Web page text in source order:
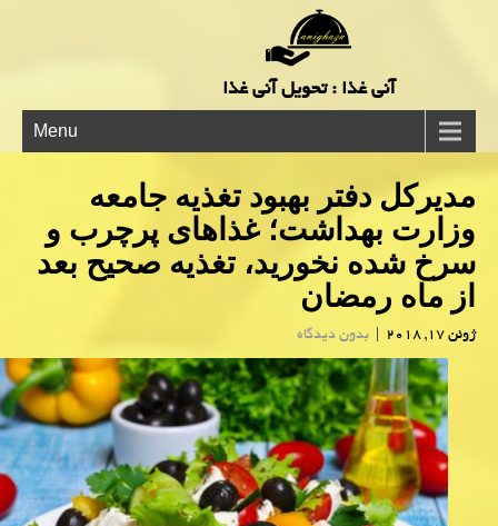
آنی غذا : تحویل آنی غذا
Menu
مدیركل دفتر بهبود تغذیه جامعه
وزارت بهداشت؛ غذاهای پرچرب و
سرخ شده نخورید، تغذیه صحیح بعد
از ماه رمضان
ژوئن 17, 2018 | بدون دیدگاه